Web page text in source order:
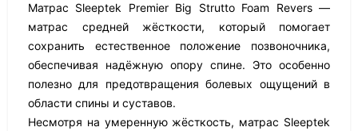
Матрас Sleeptek Premier Big Strutto Foam Revers —
матрас средней жёсткости, который помогает
сохранить естественное положение позвоночника,
обеспечивая надёжную опору спине. Это особенно
полезно для предотвращения болевых ощущений в
области спины и суставов.
Несмотря на умеренную жёсткость, матрас Sleeptek